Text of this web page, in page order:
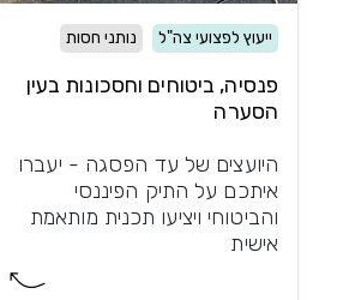
ייעוץ לפצועי צה"ל נותני חסות
פנסיה, ביטוחים וחסכונות בעין
הסערה
היועצים של עד הפסגה - יעברו
איתכם על התיק הפיננסי
והביטוחי ויציעו תכנית מותאמת
אישית